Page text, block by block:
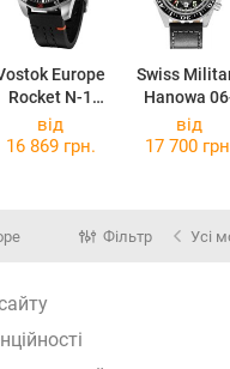
Europe
Rocket N-1
6S21-225A707
Swiss
Hanowa
від
16 869 грн.
від
17 700
Фільтр Усі